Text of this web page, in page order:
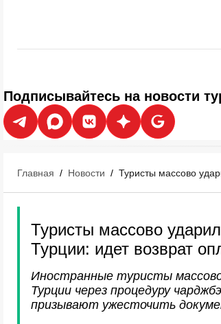
Подписывайтесь на новости
Главная / Новости / Туристы массово
Туристы массово
Турции: идет возврат
Иностранные туристы
Турции через процедуру
призывают ужесточить